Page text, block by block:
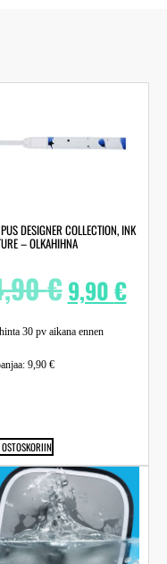
DESIGNER COLLECTION, INK
– OLKAHIHNA
€ 9,90€
30 pv aikana ennen
9,90 €